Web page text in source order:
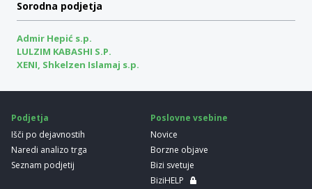
Sorodna podjetja
Admir Hepić s.p.
LULZIM KABASHI S.P.
XENI, Shkelzen Islamaj s.p.
Podjetja
Išči po dejavnostih
Naredi analizo trga
Seznam podjetij
Poslovne vsebine
Novice
Borzne objave
Bizi svetuje
BiziHELP